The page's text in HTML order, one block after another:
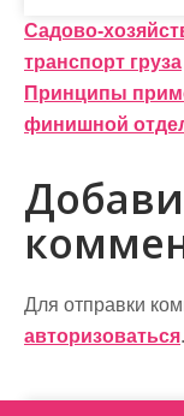
Н
а
в
и
г
а
ц
и
я
Садово-
транспорт груза
Принципы
финишной
Для отправки
авторизоваться.